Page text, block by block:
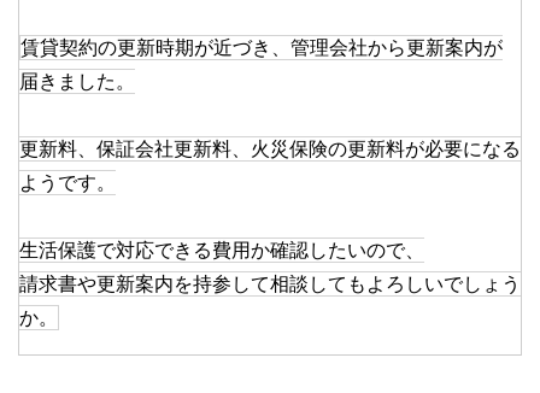
賃貸契約の更新時期が近づき、管理会社から更新案内が
届きました。
更新料、保証会社更新料、火災保険の更新料が必要になる
ようです。
生活保護で対応できる費用か確認したいので、
請求書や更新案内を持参して相談してもよろしいでしょう
か。